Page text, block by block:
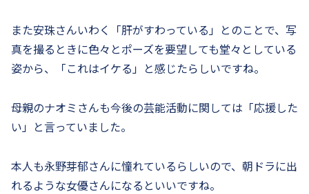
また安珠さんいわく「肝がすわっている」とのことで、写
真を撮るときに色々とポーズを要望しても堂々としている
姿から、「これはイケる」と感じたらしいですね。
母親のナオミさんも今後の芸能活動に関しては「応援した
い」と言っていました。
本人も永野芽郁さんに憧れているらしいので、朝ドラに出
れるような女優さんになるといいですね。